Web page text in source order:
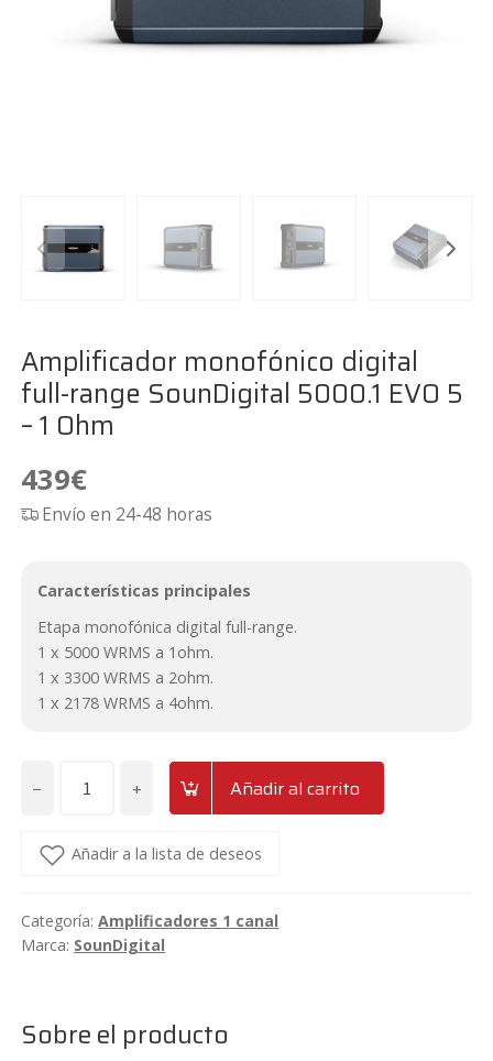
Amplificador monofónico digital
full-range SounDigital 5000.1 EVO 5
– 1 Ohm
439€
Envío en 24-48 horas
Características principales
Etapa monofónica digital full-range.
1 x 5000 WRMS a 1ohm.
1 x 3300 WRMS a 2ohm.
1 x 2178 WRMS a 4ohm.
−
Amplificador
digital
range
SounDigital
5
–
+ Añadir al carrito
Añadir a la lista de deseos
Categoría:Amplificadores 1 canal
Marca: SounDigital
Sobre el producto